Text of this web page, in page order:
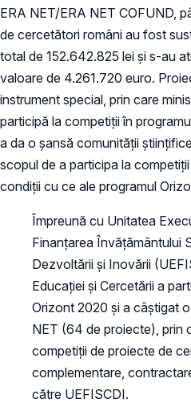
ERA NET/ERA NET COFUND,
de cercetători români au fost
total de 152.642.825 lei și s-au
valoare de 4.261.720 euro.
instrument special, prin care
participă la competiții în
a da o șansă comunității
scopul de a participa la
condiții cu ce ale programul
Împreună cu Unitatea
Finanțarea Învățământului
Dezvoltării și Inovării
Educației și Cercetării a
Orizont 2020 și a câștigat
NET (64 de proiecte), prin
competiții de proiecte de
complementare,
către UEFISCDI.